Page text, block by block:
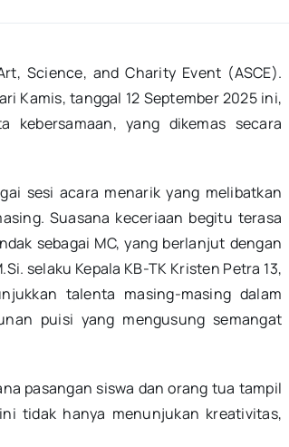
Science, and Charity Event (ASCE).
Kamis, tanggal 12 September 2025 ini,
kebersamaan, yang dikemas secara
sesi acara menarik yang melibatkan
Suasana keceriaan begitu terasa
sebagai MC, yang berlanjut dengan
selaku Kepala KB-TK Kristen Petra 13,
talenta masing-masing dalam
puisi yang mengusung semangat
pasangan siswa dan orang tua tampil
tidak hanya menunjukan kreativitas,